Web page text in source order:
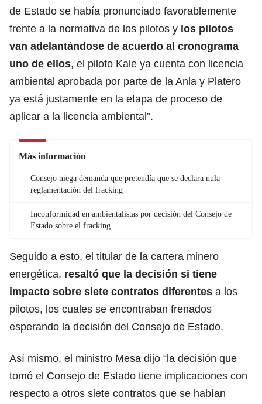
de Estado se había pronunciado favorablemente
frente a la normativa de los pilotos y los pilotos
van adelantándose de acuerdo al cronograma
uno de ellos, el piloto Kale ya cuenta con licencia
ambiental aprobada por parte de la Anla y Platero
ya está justamente en la etapa de proceso de
aplicar a la licencia ambiental”.
Más información
Consejo niega demanda que pretendía que se declara nula
reglamentación del fracking
Inconformidad en ambientalistas por decisión del Consejo de
Estado sobre el fracking
Seguido a esto, el titular de la cartera minero
energética, resaltó que la decisión si tiene
impacto sobre siete contratos diferentes a los
pilotos, los cuales se encontraban frenados
esperando la decisión del Consejo de Estado.
Así mismo, el ministro Mesa dijo “la decisión que
tomó el Consejo de Estado tiene implicaciones con
respecto a otros siete contratos que se habían